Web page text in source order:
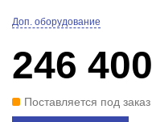
Доп. оборудование
246 400
Поставляется под заказ